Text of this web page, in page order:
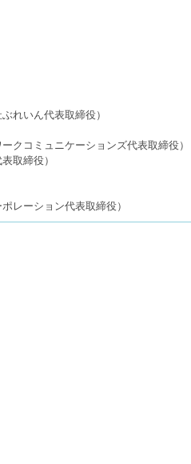
れいん代表取締役）
クコミュニケーションズ代表取締役）
取締役）
レーション代表取締役）